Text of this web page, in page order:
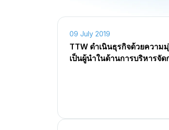
09 July 2019
TTW ดำเนินธุรกิจด้วยควา
เป็นผู้นำในด้านการบริหารจั